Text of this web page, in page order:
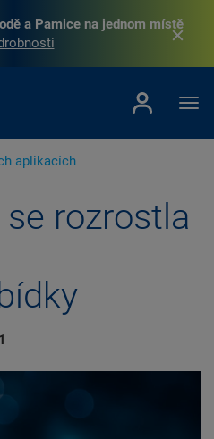
a Pamice na jednom místě
aplikacích
se rozrostla